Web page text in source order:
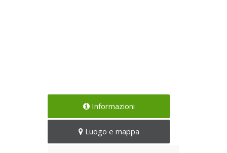
Informazioni
Luogo e mappa